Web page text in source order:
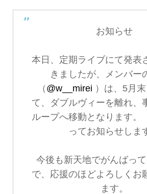
お知らせ
本日、定期ライブにて発表
きましたが、メンバー
（ @w__mirei ）は、5月
て、ダブルヴィーを離れ、
ループへ移動となります。
ってお知らせしま
今後も新天地でがんばっ
で、応援のほどよろしくお
ます。